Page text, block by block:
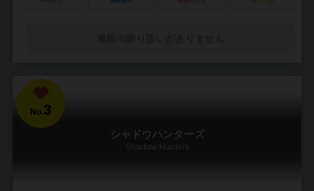
No.3
シャドウハンターズ
Shadow Hunters